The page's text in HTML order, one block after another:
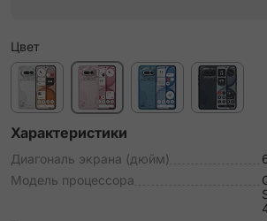
Цвет
Характеристики
Диагональ экрана (дюйм)
Модель процессора